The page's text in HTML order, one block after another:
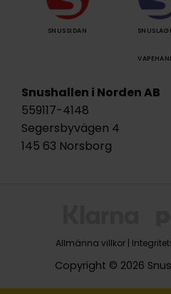
SNUSSIDAN
Snushallen i Norden AB
559117-4148
Segersbyvägen 4
145 63 Norsborg
Allmänna villkor |
Copyright © 2026